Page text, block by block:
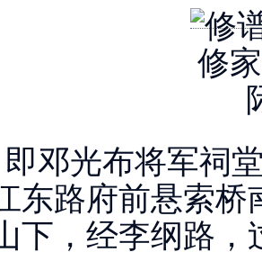
即邓光布将军祠
东路府前悬索
下，经李纲路，